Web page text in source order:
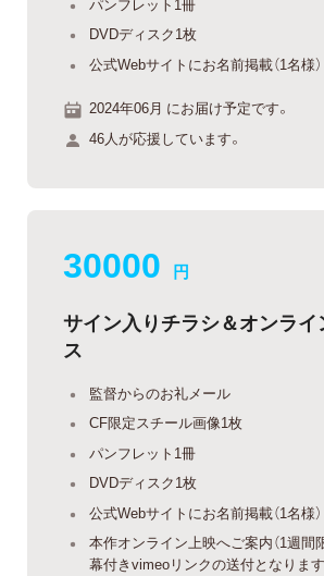
DVDディスク1枚
公式Webサイトにお名前掲載（1名様）
2024年06月 にお届け予定です。
46人が応援しています。
30000 円
サイン入りチラシ＆オンラ
ス
監督からのお礼メール
CF限定スチール画像1枚
パンフレット1冊
DVDディスク1枚
公式Webサイトにお名前掲載（1名様）
本作オンライン上映へご案内（1週間
幕付きvimeoリンクの送付となります